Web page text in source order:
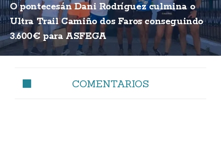
O pontecesán Dani Rodríguez culmina o
Ultra Trail Camiño dos Faros conseguindo
3.600€ para ASFEGA
COMENTARIOS